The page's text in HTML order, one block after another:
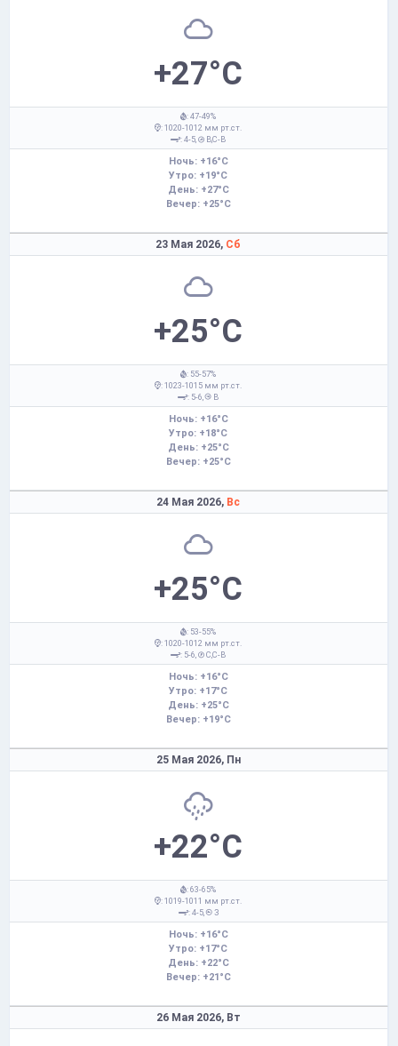
+27°C
: 47-49%
: 1020-1012 мм рт.ст.
: 4-5,
В,С-В
Ночь: +16°C
Утро: +19°C
День: +27°C
Вечер: +25°C
23 Мая 2026, Сб
+25°C
: 55-57%
: 1023-1015 мм рт.ст.
: 5-6,
В
Ночь: +16°C
Утро: +18°C
День: +25°C
Вечер: +25°C
24 Мая 2026, Вс
+25°C
: 53-55%
: 1020-1012 мм рт.ст.
: 5-6,
С,С-В
Ночь: +16°C
Утро: +17°C
День: +25°C
Вечер: +19°C
25 Мая 2026, Пн
+22°C
: 63-65%
: 1019-1011 мм рт.ст.
: 4-5,
З
Ночь: +16°C
Утро: +17°C
День: +22°C
Вечер: +21°C
26 Мая 2026, Вт